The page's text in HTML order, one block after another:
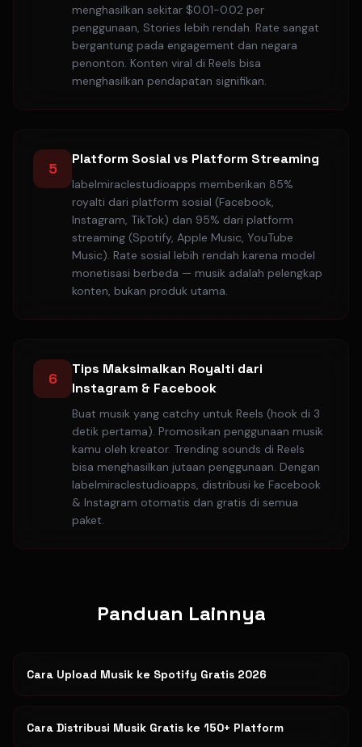
menghasilkan sekitar $0.01-0.02 per
penggunaan, Stories lebih rendah. Rate sangat
bergantung pada engagement dan negara
penonton. Konten viral di Reels bisa
menghasilkan pendapatan signifikan.
5
Platform Sosial vs Platform Streaming
labelmiraclestudioapps memberikan 85%
royalti dari platform sosial (Facebook,
Instagram, TikTok) dan 95% dari platform
streaming (Spotify, Apple Music, YouTube
Music). Rate sosial lebih rendah karena model
monetisasi berbeda — musik adalah pelengkap
konten, bukan produk utama.
6
Tips Maksimalkan Royalti dari
Instagram & Facebook
Buat musik yang catchy untuk Reels (hook di 3
detik pertama). Promosikan penggunaan musik
kamu oleh kreator. Trending sounds di Reels
bisa menghasilkan jutaan penggunaan. Dengan
labelmiraclestudioapps, distribusi ke Facebook
& Instagram otomatis dan gratis di semua
paket.
Panduan Lainnya
Cara Upload Musik ke Spotify Gratis 2026
Cara Distribusi Musik Gratis ke 150+ Platform